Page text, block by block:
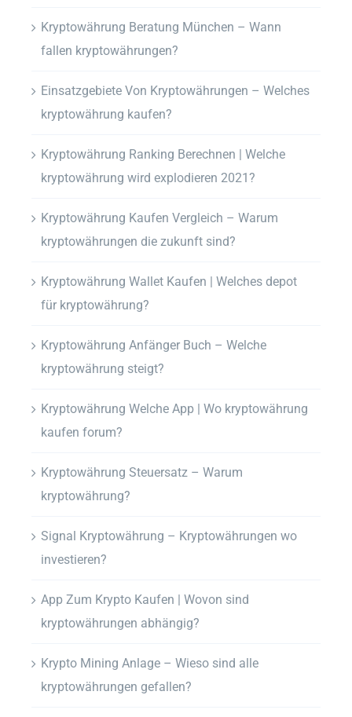
Kryptowährung Beratung München – Wann
fallen kryptowährungen?
Einsatzgebiete Von Kryptowährungen – Welches
kryptowährung kaufen?
Kryptowährung Ranking Berechnen | Welche
kryptowährung wird explodieren 2021?
Kryptowährung Kaufen Vergleich – Warum
kryptowährungen die zukunft sind?
Kryptowährung Wallet Kaufen | Welches depot
für kryptowährung?
Kryptowährung Anfänger Buch – Welche
kryptowährung steigt?
Kryptowährung Welche App | Wo kryptowährung
kaufen forum?
Kryptowährung Steuersatz – Warum
kryptowährung?
Signal Kryptowährung – Kryptowährungen wo
investieren?
App Zum Krypto Kaufen | Wovon sind
kryptowährungen abhängig?
Krypto Mining Anlage – Wieso sind alle
kryptowährungen gefallen?